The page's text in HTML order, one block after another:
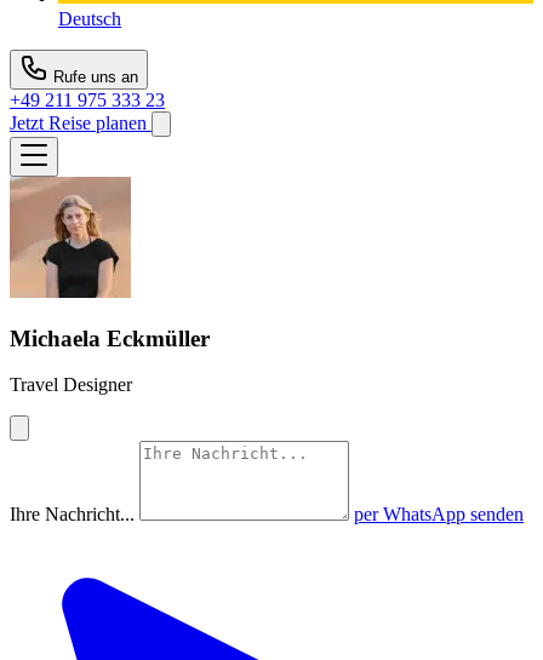
Deutsch
Rufe uns an
+49 211 975 333 23
Jetzt Reise planen
Michaela Eckmüller
Travel Designer
Ihre Nachricht... per WhatsApp senden